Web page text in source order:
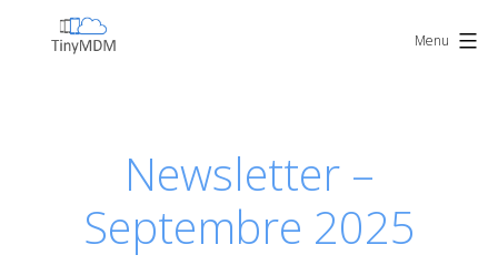
TinyMDM Menu
Newsletter –
Septembre 2025